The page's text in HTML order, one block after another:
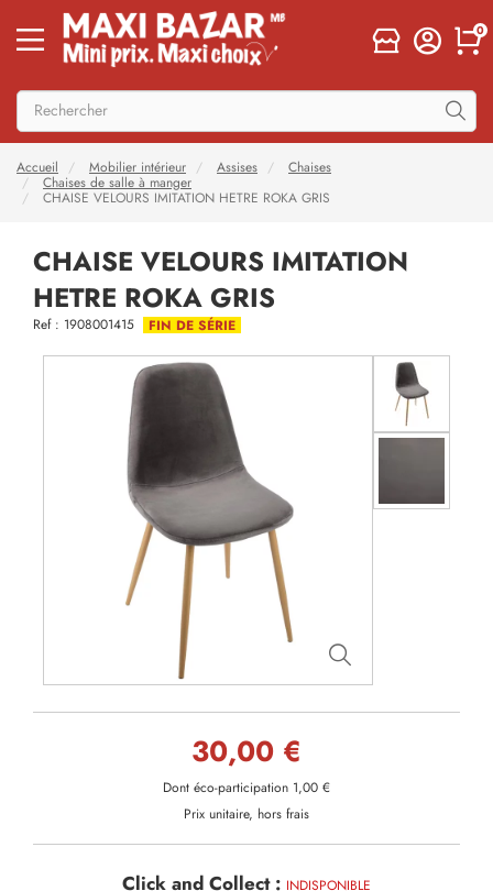
0
Accueil Mobilier intérieur Assises
Chaises
Chaises de salle à manger
CHAISE VELOURS IMITATION HETRE ROKA GRIS
CHAISE VELOURS IMITATION
HETRE ROKA GRIS
Ref : 1908001415 FIN DE SÉRIE
30,00 €
Dont éco-participation 1,00 €
Prix unitaire, hors frais
Click and Collect : INDISPONIBLE